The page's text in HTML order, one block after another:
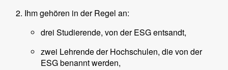
Ihm gehören in der Regel an:
drei Studierende, von der ESG entsandt,
zwei Lehrende der Hochschulen, die von der
ESG benannt werden,